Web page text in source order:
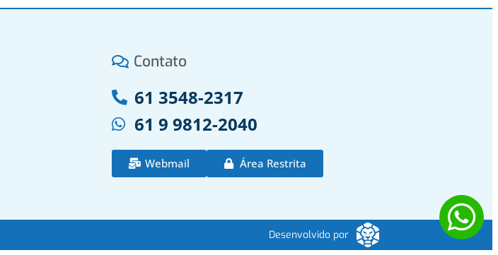
Contato
61 3548-2317
61 9 9812-2040
Webmail Área Restrita
Desenvolvido por